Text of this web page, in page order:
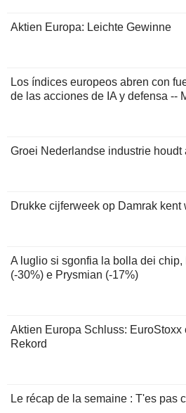
Aktien Europa: Leichte Gewinne
Los índices europeos abren con
de las acciones de IA y defensa --
Groei Nederlandse industrie houdt
Drukke cijferweek op Damrak
A luglio si sgonfia la bolla dei
(-30%) e Prysmian (-17%)
Aktien Europa Schluss: EuroStoxx
Rekord
Le récap de la semaine : T'es pas